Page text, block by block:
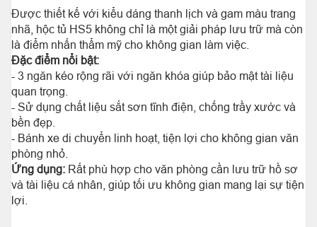
Được thiết kế với kiểu dáng thanh lịch và gam màu trang
nhã, hộc tủ HS5 không chỉ là một giải pháp lưu trữ mà còn
là điểm nhấn thẩm mỹ cho không gian làm việc.
Đặc điểm nổi bật:
- 3 ngăn kéo rộng rãi với ngăn khóa giúp bảo mật tài liệu
quan trọng.
- Sử dụng chất liệu sắt sơn tĩnh điện, chống trầy xước và
bền đẹp.
- Bánh xe di chuyển linh hoạt, tiện lợi cho không gian văn
phòng nhỏ.
Ứng dụng: Rất phù hợp cho văn phòng cần lưu trữ hồ sơ
và tài liệu cá nhân, giúp tối ưu không gian mang lại sự tiện
lợi.